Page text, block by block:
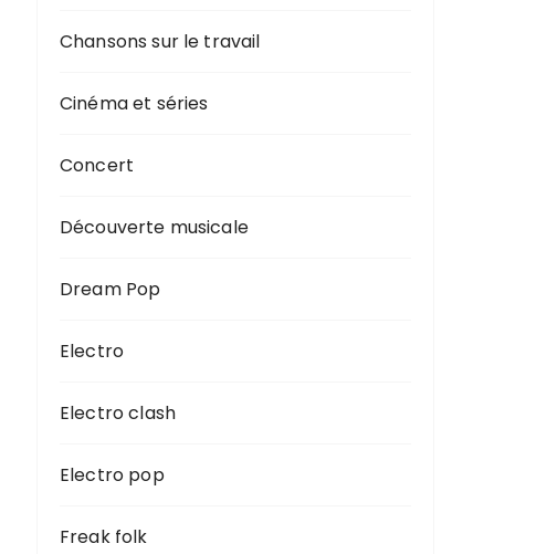
Chansons sur le travail
Cinéma et séries
Concert
Découverte musicale
Dream Pop
Electro
Electro clash
Electro pop
Freak folk